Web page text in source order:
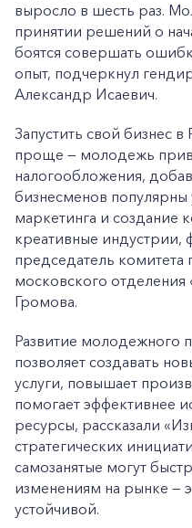
выросло в шесть раз.
принятии решений о
боятся совершать
опыт, подчеркнул
Александр Исаевич.
Запустить свой бизнес
проще — молодежь
налогообложения,
бизнесменов популярны
маркетинга и создание
креативные индустрии,
председатель
московского отделения
Громова.
Развитие молодежного
позволяет создавать
услуги, повышает
помогает эффективнее
ресурсы, рассказали
стратегических
самозанятые могут
изменениям на рынке —
устойчивой.